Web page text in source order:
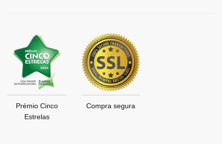
Prémio Cinco
Estrelas
Compra segura